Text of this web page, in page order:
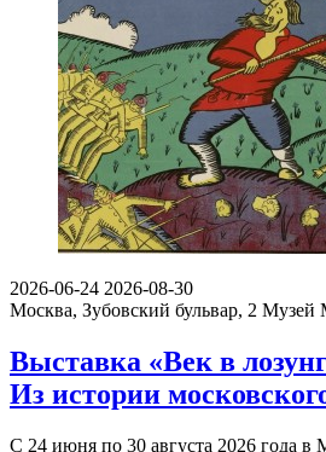
2026-06-24 2026-08-30
Москва, Зубовский бульвар, 2 Музей
Выставка «Век в
Из истории
С 24 июня по 30 августа 2026 года в